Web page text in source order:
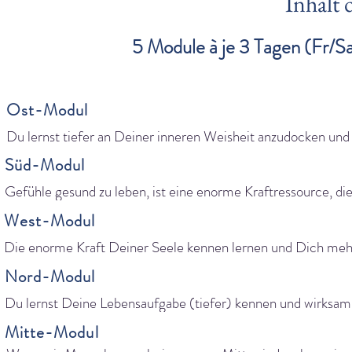
5 Module à je 3 Tagen (Fr/
Ost-Modul
Du lernst tiefer an Deiner inneren Weisheit anzudocken und
KlientInnen zu ihren inneren Ressourcen zu führen.
Es wird klar, warum Du innere Ausweicher hast und wie Du
heilsam integrieren kannst.
Du lernst, Menschen darin nachhaltig zu coachen.
Süd-Modul
Gefühle gesund zu leben, ist eine enorme Kraftressource,
entdecken und geniessen wirst. Nachhaltiges heilen Deiner
Verletzungen wird vertieft und Du erlernst erstaunlich
Werkzeuge, wie Du Menschen in ihren Gefühlen und
West-Modul
Die enorme Kraft Deiner Seele kennen lernen und Dich
ihr führen lassen, bringt Orientierung und Freude in unserer
chaotischen Welt.
Du lernst Menschen in ihre Seelenkraft coachen.
Eigene Schattenanteile (unerlöste Kräfte) wirst Du weiter
integrieren und achtsame Wege kennen lernen, wie
Nord-Modul
Du lernst Deine Lebensaufgabe (tiefer) kennen und
der Welt umzusetzen. Andere Menschen darin zu begleiten,
einfach erfüllend.
Mitte-Modul